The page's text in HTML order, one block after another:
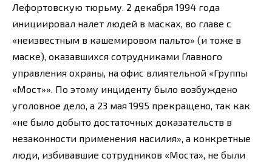
Лефортовскую тюрьму. 2 декабря 1994 года
инициировал налет людей в масках, во главе с
«неизвестным в кашемировом пальто» (и тоже в
маске), оказавшихся сотрудниками Главного
управления охраны, на офис влиятельной «Группы
«Мост»». По этому инциденту было возбуждено
уголовное дело, а 23 мая 1995 прекращено, так как
«не было добыто достаточных доказательств в
незаконности применения насилия», а конкретные
люди, избивавшие сотрудников «Моста», не были